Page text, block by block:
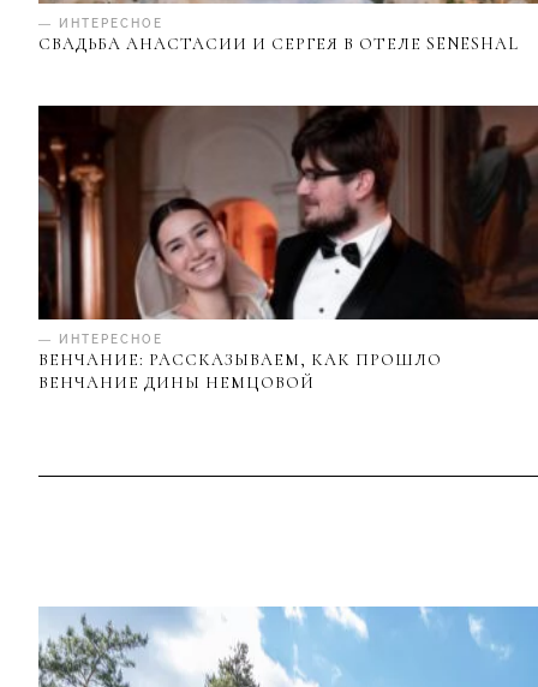
— ИНТЕРЕСНОЕ
СВАДЬБА АНАСТАСИИ И СЕРГЕЯ В ОТЕЛЕ SENESHAL
— ИНТЕРЕСНОЕ
ВЕНЧАНИЕ: РАССКАЗЫВАЕМ, КАК ПРОШЛО
ВЕНЧАНИЕ ДИНЫ НЕМЦОВОЙ